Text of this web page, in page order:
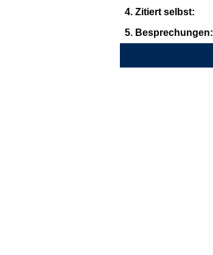
4. Zitiert selbst:
5. Besprechungen: